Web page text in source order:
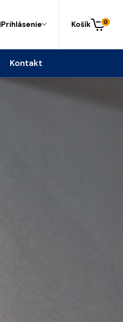
Prihlásenie Košík 0
Kontakt